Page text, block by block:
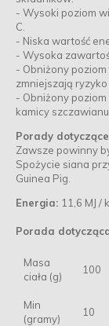
- Wysoki poziom
C.
- Niska wartość
- Wysoka
- Obniżony
zmniejszają
- Obniżony
kamicy
Porady
Zawsze powinny
Spożycie siana
Guinea Pig.
Energia: 11,6 MJ /
Porada
Masa
ciała (g)
100
Min
(gramy)
10